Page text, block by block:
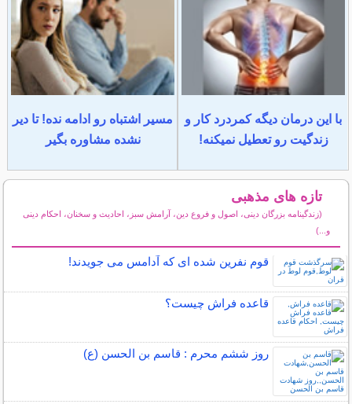
با این درمان دیگه کمردرد کار و
زندگیت رو تعطیل نمیکنه!
مسیر اشتباه رو ادامه نده! تا دیر
نشده مشاوره بگیر
تازه های مذهبی
(زندگینامه بزرگان دینی، اصول و فروع دین، آرامش سبز، احادیث و سخنان، احکام دینی
و...)
قوم نفرین شده ای که آدامس می جویدند!
قاعده فراش چیست؟
روز ششم محرم : قاسم بن الحسن (ع)